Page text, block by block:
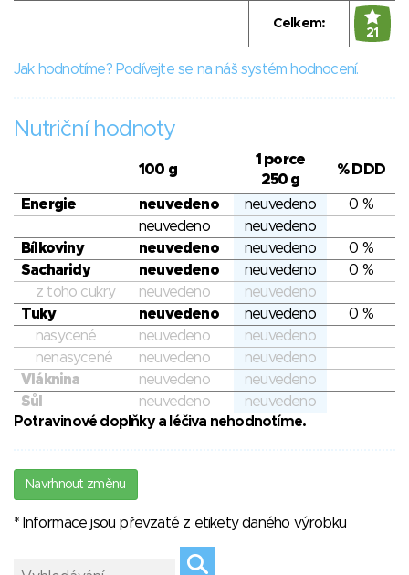
Celkem:
21
Jak hodnotíme? Podívejte se na náš systém hodnocení.
Nutriční hodnoty
100 g
1 porce
250 g
% DDD
Energie neuvedeno neuvedeno
0 %
neuvedeno
neuvedeno
Bílkoviny
neuvedeno neuvedeno
0 %
Sacharidy
neuvedeno neuvedeno
0 %
z toho cukry
neuvedeno
neuvedeno
Tuky
neuvedeno neuvedeno
0 %
nasycené
neuvedeno
neuvedeno
nenasycené
neuvedeno
neuvedeno
Vláknina
neuvedeno
neuvedeno
Sůl
neuvedeno
neuvedeno
Potravinové doplňky a léčiva nehodnotíme.
Navrhnout změnu
* Informace jsou převzaté z etikety daného výrobku